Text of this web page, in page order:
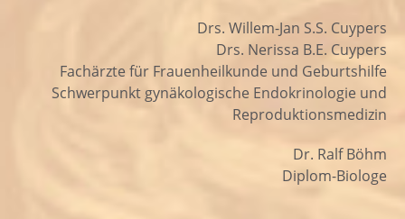
Drs. Willem-Jan S.S. Cuypers
Drs. Nerissa B.E. Cuypers
Fachärzte für Frauenheilkunde und Geburtshilfe
Schwerpunkt gynäkologische Endokrinologie und
Reproduktionsmedizin
Dr. Ralf Böhm
Diplom-Biologe